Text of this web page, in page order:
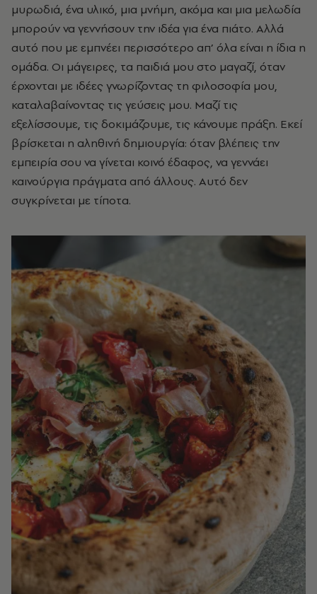
μυρωδιά, ένα υλικό, μια μνήμη, ακόμα και μια μελωδία
μπορούν να γεννήσουν την ιδέα για ένα πιάτο. Αλλά
αυτό που με εμπνέει περισσότερο απ’ όλα είναι η ίδια η
ομάδα. Οι μάγειρες, τα παιδιά μου στο μαγαζί, όταν
έρχονται με ιδέες γνωρίζοντας τη φιλοσοφία μου,
καταλαβαίνοντας τις γεύσεις μου. Μαζί τις
εξελίσσουμε, τις δοκιμάζουμε, τις κάνουμε πράξη. Εκεί
βρίσκεται η αληθινή δημιουργία: όταν βλέπεις την
εμπειρία σου να γίνεται κοινό έδαφος, να γεννάει
καινούργια πράγματα από άλλους. Αυτό δεν
συγκρίνεται με τίποτα.